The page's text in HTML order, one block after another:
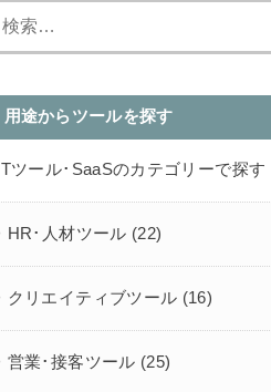
用途からツールを探す
ITツール･SaaSのカテゴリーで探す
HR･人材ツール (22)
クリエイティブツール (16)
営業･接客ツール (25)